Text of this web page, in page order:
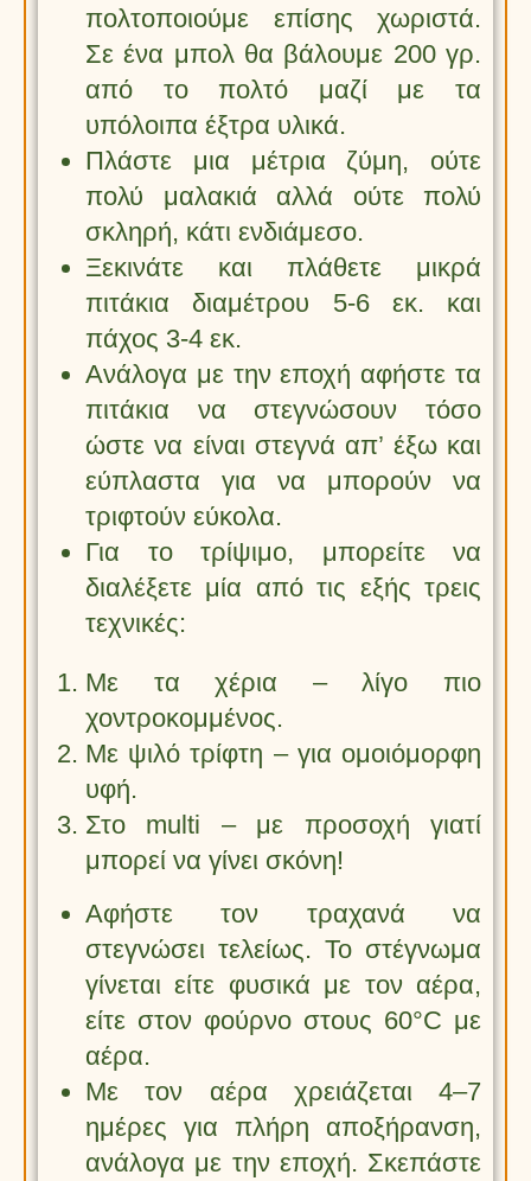
πολτοποιούμε επίσης χωριστά.
Σε ένα μπολ θα βάλουμε 200 γρ.
από το πολτό μαζί με τα
υπόλοιπα έξτρα υλικά.
Πλάστε μια μέτρια ζύμη, ούτε
πολύ μαλακιά αλλά ούτε πολύ
σκληρή, κάτι ενδιάμεσο.
Ξεκινάτε και πλάθετε μικρά
πιτάκια διαμέτρου 5-6 εκ. και
πάχος 3-4 εκ.
Ανάλογα με την εποχή αφήστε τα
πιτάκια να στεγνώσουν τόσο
ώστε να είναι στεγνά απ’ έξω και
εύπλαστα για να μπορούν να
τριφτούν εύκολα.
Για το τρίψιμο, μπορείτε να
διαλέξετε μία από τις εξής τρεις
τεχνικές:
Με τα χέρια – λίγο πιο
χοντροκομμένος.
Με ψιλό τρίφτη – για ομοιόμορφη
υφή.
Στο multi – με προσοχή γιατί
μπορεί να γίνει σκόνη!
Αφήστε τον τραχανά να
στεγνώσει τελείως. Το στέγνωμα
γίνεται είτε φυσικά με τον αέρα,
είτε στον φούρνο στους 60°C με
αέρα.
Με τον αέρα χρειάζεται 4–7
ημέρες για πλήρη αποξήρανση,
ανάλογα με την εποχή. Σκεπάστε